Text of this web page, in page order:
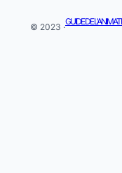
© 2023 ·
GUIDE DE